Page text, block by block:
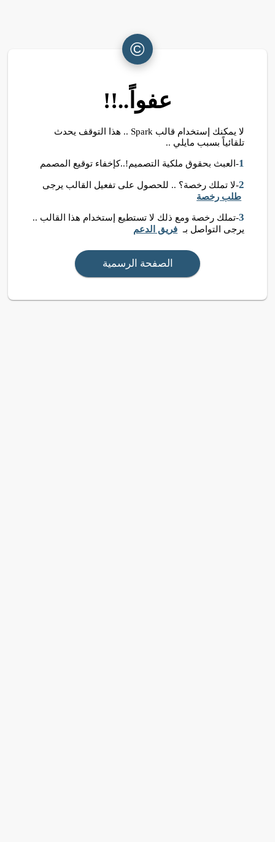
©
عفواً..!!
لا يمكنك إستخدام قالب Spark .. هذا التوقف يحدث
تلقائياً بسبب مايلي ..
1-العبث بحقوق ملكية التصميم!..كإخفاء توقيع المصمم
2-لا تملك رخصة؟ .. للحصول على تفعيل القالب يرجى
طلب رخصة
3-تملك رخصة ومع ذلك لا تستطيع إستخدام هذا القالب ..
يرجى التواصل بـ فريق الدعم
الصفحة الرسمية